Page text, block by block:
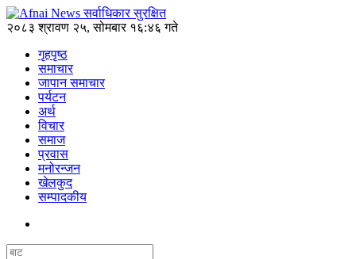
२०८३ श्रावण २५, सोमबार १६:४६ गते
गृहपृष्ठ
समाचार
जापान समाचार
पर्यटन
अर्थ
विचार
समाज
प्रवास
मनोरन्जन
खेलकुद
सम्पादकीय